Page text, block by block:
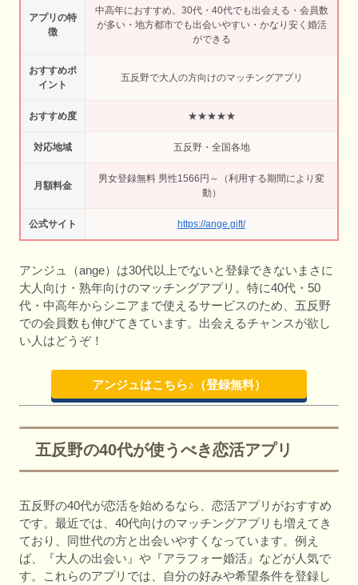
アプリの特
徴
中高年におすすめ。30代・40代でも出会える・会員数
が多い・地方都市でも出会いやすい・かなり安く婚活
ができる
おすすめポ
イント
五反野で大人の方向けのマッチングアプリ
おすすめ度 ★★★★★
対応地域 五反野・全国各地
月額料金
男女登録無料 男性1566円～（利用する期間により変
動）
公式サイト https://ange.gift/
アンジュ（ange）は30代以上でないと登録できないまさに
大人向け・熟年向けのマッチングアプリ。特に40代・50
代・中高年からシニアまで使えるサービスのため、五反野
での会員数も伸びてきています。出会えるチャンスが欲し
い人はどうぞ！
アンジュはこちら♪（登録無料）
五反野の40代が使うべき恋活アプリ
五反野の40代が恋活を始めるなら、恋活アプリがおすすめ
です。最近では、40代向けのマッチングアプリも増えてき
ており、同世代の方と出会いやすくなっています。例え
ば、『大人の出会い』や『アラフォー婚活』などが人気で
す。これらのアプリでは、自分の好みや希望条件を登録し